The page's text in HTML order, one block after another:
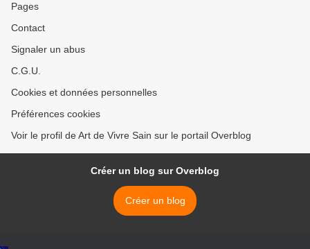
Pages
Contact
Signaler un abus
C.G.U.
Cookies et données personnelles
Préférences cookies
Voir le profil de Art de Vivre Sain sur le portail Overblog
Créer un blog sur Overblog
Créer un blog